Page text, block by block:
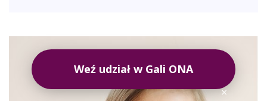
Weź udział w Gali ONA
×